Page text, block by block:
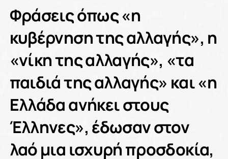
Φράσεις όπως «η
κυβέρνηση της αλλαγής», η
«νίκη της αλλαγής», «τα
παιδιά της αλλαγής» και «η
Ελλάδα ανήκει στους
Έλληνες», έδωσαν στον
λαό μια ισχυρή προσδοκία,